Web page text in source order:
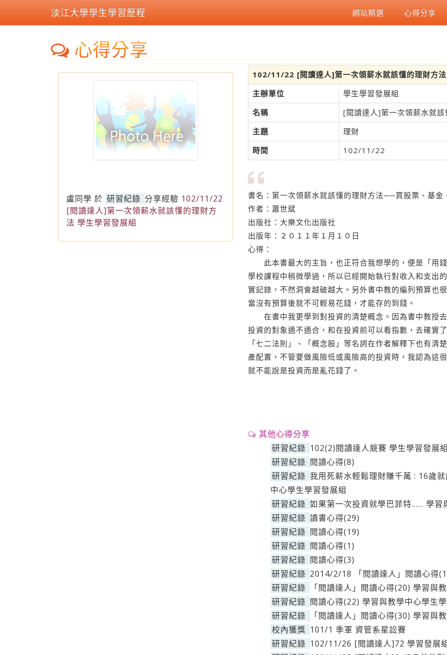
淡江大學學生學習歷程 網站精選 心得分享
心得分享
盧同學 於 研習紀錄 分享經驗 102/11/22
[閱讀達人]第一次領薪水就該懂的理財方
法 學生學習發展組
102/11/22 [閱讀達人]第一次領薪水就該懂的理財方
主辦單位
學生學習發展組
名稱
[閱讀達人]第一次領薪水就
主題
理財
時間
102/11/22
書名：第一次領薪水就該懂的理財方法──買股票、基金
作者：蕭世斌
出版社：大樂文化出版社
出版年：２０１１年１月１０日
心得：
此本書最大的主旨，也正符合我想學的，便是「用
學校課程中稍微學過，所以已經開始執行對收入和支出
實記錄，不然洞會越破越大。另外書中教的編列預算也
當沒有預算後就不可輕易花錢，才能存的到錢。
在書中我更學到對投資的清楚概念。因為書中教授
投資的對象適不適合，和在投資前可以看指數，去確實
「七二法則」、「概念股」等名詞在作者解釋下也有
產配置，不管要做風險低或風險高的投資時，我認為這
就不能說是投資而是亂花錢了。
其他心得分享
研習紀錄 102(2)閱讀達人競賽 學生學習發展
研習紀錄 閱讀心得(8)
研習紀錄 我用死薪水輕鬆理財賺千萬 : 16歲
中心學生學習發展組
研習紀錄 如果第一次投資就學巴菲特…… 學習
研習紀錄 讀書心得(29)
研習紀錄 閱讀心得(19)
研習紀錄 閱讀心得(1)
研習紀錄 閱讀心得(3)
研習紀錄 2014/2/18 「閱讀達人」閱讀心得
研習紀錄
「閱讀達人」閱讀心得(20) 學習與
研習紀錄 閱讀心得(22) 學習與教學中心學生
研習紀錄
「閱讀達人」閱讀心得(30) 學習與
校內獲獎 101/1 季軍 資管系星訟賽
研習紀錄 102/11/26 [閱讀達人]72 學習發展